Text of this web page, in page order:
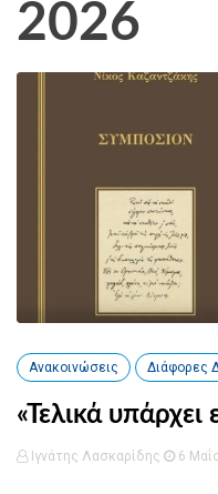
2026
Ανακοινώσεις Διάφορες
«Τελικά υπάρχει
Ιγνάτης Λασκαρίδης 6